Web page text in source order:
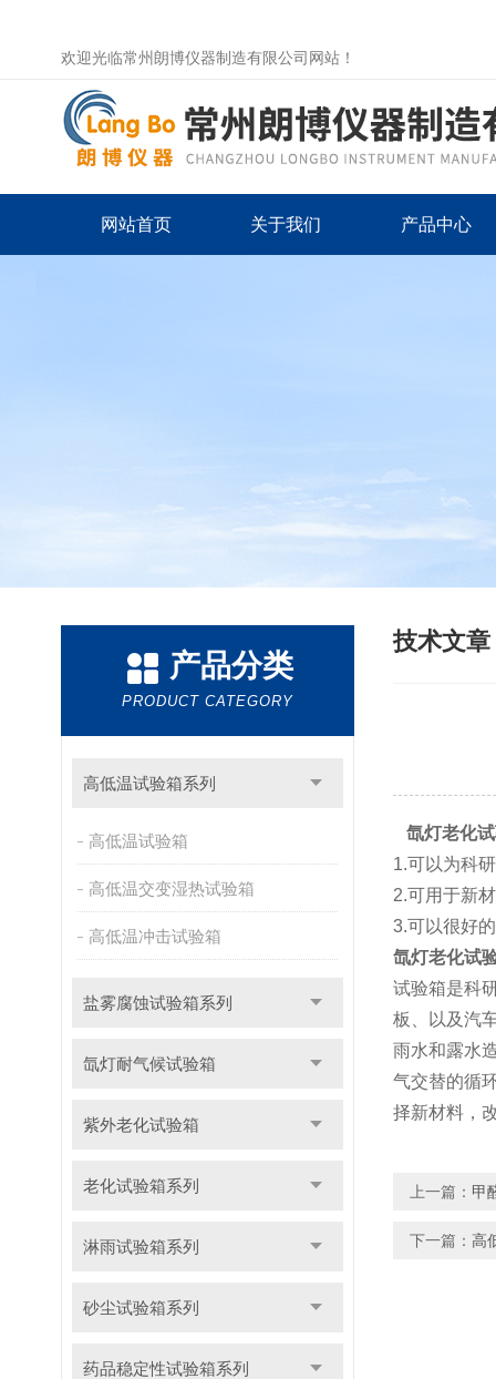
欢迎光临常州朗博仪器制造有限公司网站！
网站首页 关于我们 产品中心
产品分类
PRODUCT CATEGORY
高低温试验箱系列
高低温试验箱
高低温交变湿热试验箱
高低温冲击试验箱
盐雾腐蚀试验箱系列
氙灯耐气候试验箱
紫外老化试验箱
老化试验箱系列
淋雨试验箱系列
砂尘试验箱系列
药品稳定性试验箱系列
技术文章
氙灯老化
1.可以为科
2.可用于新
3.可以很好
氙灯老化试
试验箱是科
板、以及汽
雨水和露水
气交替的循
择新材料，
上一篇： 甲
下一篇： 高